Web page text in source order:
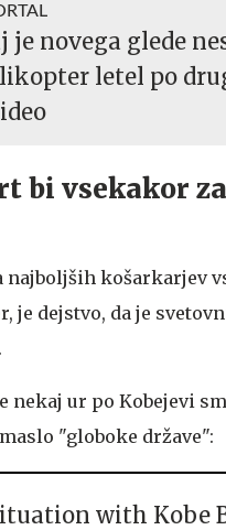
je novega glede
letel po
bi vsekakor
košarkarjev
je dejstvo, da je
nekaj ur po Kobejevi
"globoke države":
with Kobe